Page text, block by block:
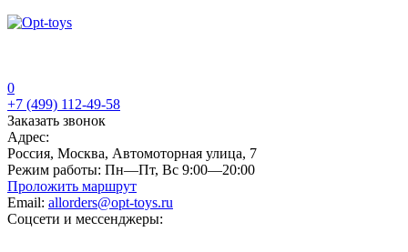
0
+7 (499) 112-49-58
Заказать звонок
Адрес:
Россия, Москва, Автомоторная улица, 7
Режим работы: Пн—Пт, Вс 9:00—20:00
Проложить маршрут
Email: allorders@opt-toys.ru
Соцсети и мессенджеры: